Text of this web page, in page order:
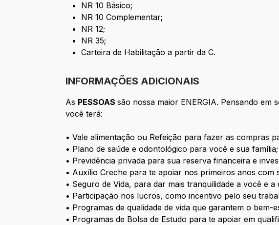
NR 10 Básico;
NR 10 Complementar;
NR 12;
NR 35;
Carteira de Habilitação a partir da C.
INFORMAÇÕES ADICIONAIS
As PESSOASsão nossa maior ENERGIA. Pensando
você terá:
• Vale alimentação ou Refeição para fazer as compras
• Plano de saúde e odontológico para você e sua família;
• Previdência privada para sua reserva financeira e
• Auxílio Creche para te apoiar nos primeiros anos com
• Seguro de Vida, para dar mais tranquilidade a você e a
• Participação nos lucros, como incentivo pelo seu
• Programas de qualidade de vida que garantem o
• Programas de Bolsa de Estudo para te apoiar em